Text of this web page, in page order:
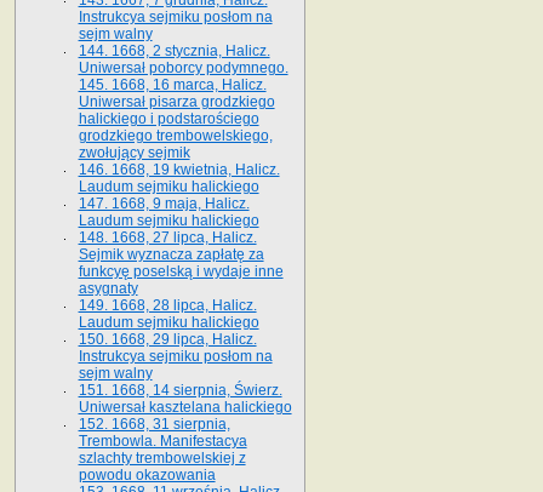
Instrukcya sejmiku posłom na
sejm walny
144. 1668, 2 stycznia, Halicz.
Uniwersał poborcy podymnego.
145. 1668, 16 marca, Halicz.
Uniwersał pisarza grodzkiego
halickiego i podstarościego
grodzkiego trembowelskiego,
zwołujący sejmik
146. 1668, 19 kwietnia, Halicz.
Laudum sejmiku halickiego
147. 1668, 9 maja, Halicz.
Laudum sejmiku halickiego
148. 1668, 27 lipca, Halicz.
Sejmik wyznacza zapłatę za
funkcyę poselską i wydaje inne
asygnaty
149. 1668, 28 lipca, Halicz.
Laudum sejmiku halickiego
150. 1668, 29 lipca, Halicz.
Instrukcya sejmiku posłom na
sejm walny
151. 1668, 14 sierpnia, Świerz.
Uniwersał kasztelana halickiego
152. 1668, 31 sierpnia,
Trembowla. Manifestacya
szlachty trembowelskiej z
powodu okazowania